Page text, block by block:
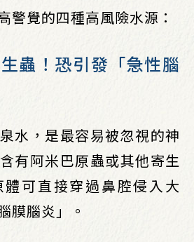
警覺的四種高風險水源：
蟲！恐引發「急性腦
水，是最容易被忽視的神
有阿米巴原蟲或其他寄生
可直接穿過鼻腔侵入大
膜腦炎」。